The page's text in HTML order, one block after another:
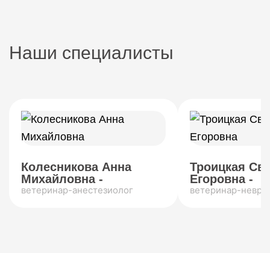
Наши специалисты
Колесникова Анна
Михайловна -
ветеринар-анестезиолог
Троицкая
Егоровна -
ветеринар-